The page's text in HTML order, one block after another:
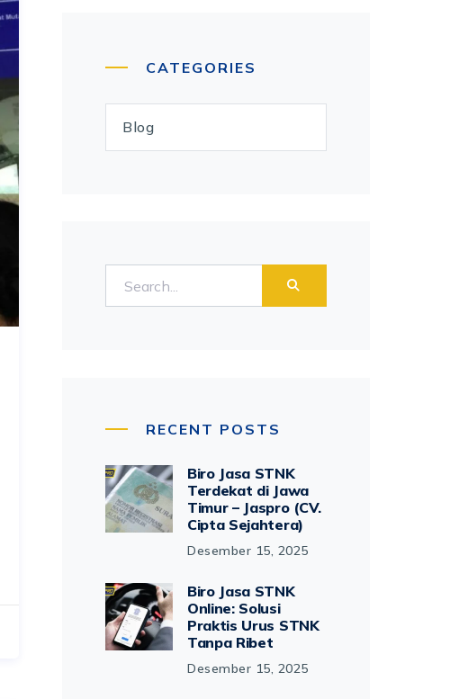
CATEGORIES
Blog
RECENT POSTS
Biro Jasa STNK
Terdekat di Jawa
Timur – Jaspro (CV.
Cipta Sejahtera)
Desember 15, 2025
Biro Jasa STNK
Online: Solusi
Praktis Urus STNK
Tanpa Ribet
Desember 15, 2025